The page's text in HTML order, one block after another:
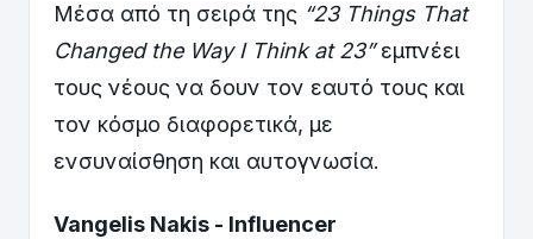
Μέσα από τη σειρά της “23 Things That
Changed the Way I Think at 23”εμπνέει
τους νέους να δουν τον εαυτό τους και
τον κόσμο διαφορετικά, με
ενσυναίσθηση και αυτογνωσία.
Vangelis Nakis - Influencer